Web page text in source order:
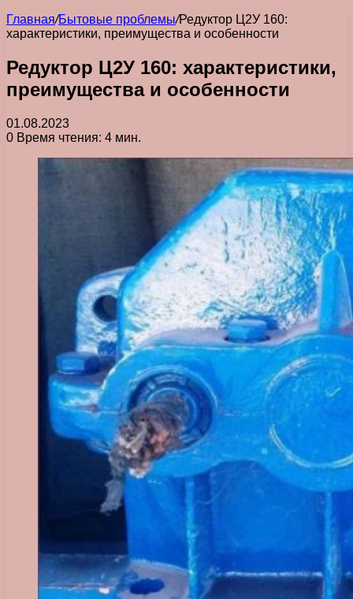
Главная/Бытовые проблемы/Редуктор Ц2У 160:
характеристики, преимущества и особенности
Редуктор Ц2У 160: характеристики,
преимущества и особенности
01.08.2023
0 Время чтения: 4 мин.